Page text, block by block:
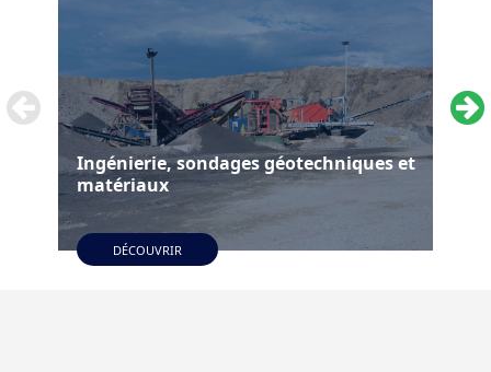
Ingénierie, sondages géotechniques et
matériaux
DÉCOUVRIR